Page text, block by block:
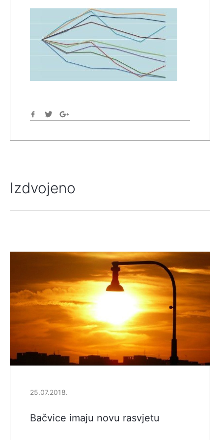
Izdvojeno
25.07.2018.
Bačvice imaju novu rasvjetu